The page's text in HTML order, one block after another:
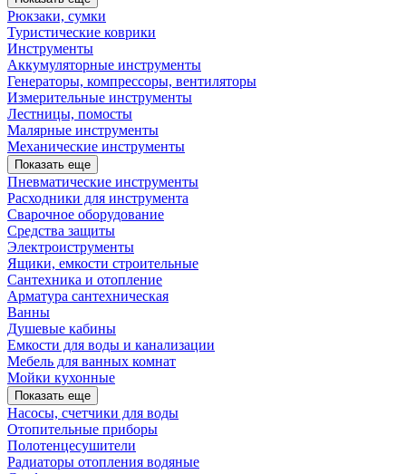
Рюкзаки, сумки
Туристические коврики
Инструменты
Аккумуляторные инструменты
Генераторы, компрессоры, вентиляторы
Измерительные инструменты
Лестницы, помосты
Малярные инструменты
Механические инструменты
Показать еще
Пневматические инструменты
Расходники для инструмента
Сварочное оборудование
Средства защиты
Электроиструменты
Ящики, емкости строительные
Сантехника и отопление
Арматура сантехническая
Ванны
Душевые кабины
Емкости для воды и канализации
Мебель для ванных комнат
Мойки кухонные
Показать еще
Насосы, счетчики для воды
Отопительные приборы
Полотенцесушители
Радиаторы отопления водяные